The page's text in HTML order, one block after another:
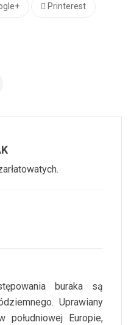
Printerest
buraka są
Uprawiany
Europie,